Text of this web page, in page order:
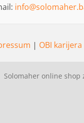
| OBI karijera
Solomaher online shop